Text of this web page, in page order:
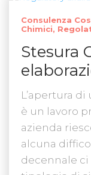
Consulenza
Chimici
Stesura
L’apertura
è un lavoro
azienda
alcuna
decennale